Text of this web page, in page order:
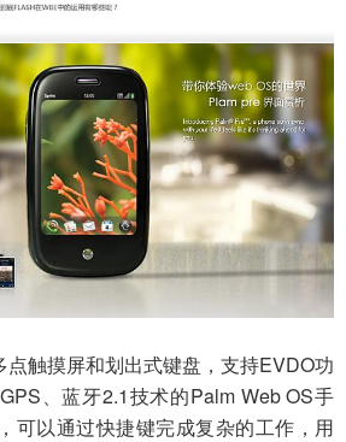
触摸屏和划出式键盘，支持EVDO功
、蓝牙2.1技术的Palm Web OS手
可以通过快捷键完成复杂的工作，用